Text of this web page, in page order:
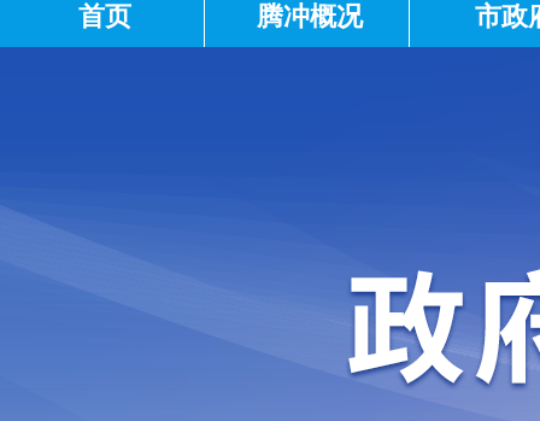
首页 腾冲概况 市政